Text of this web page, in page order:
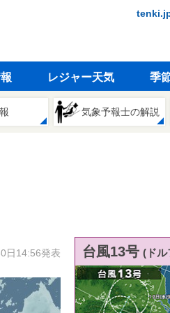
レジャー天気 季
気象予報士の解説
日14:56発表 台風13号 (ドル